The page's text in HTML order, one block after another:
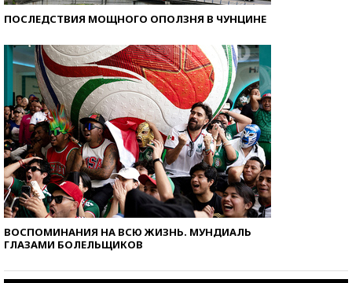
ПОСЛЕДСТВИЯ МОЩНОГО ОПОЛЗНЯ В ЧУНЦИНЕ
ВОСПОМИНАНИЯ НА ВСЮ ЖИЗНЬ. МУНДИАЛЬ
ГЛАЗАМИ БОЛЕЛЬЩИКОВ